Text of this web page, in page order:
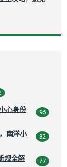
心身份
96
南洋小
82
规全解
77